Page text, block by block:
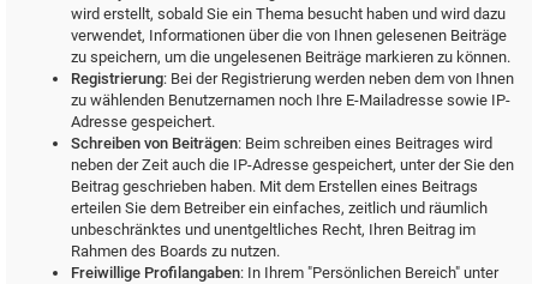
wird erstellt, sobald Sie ein Thema besucht haben und wird dazu
verwendet, Informationen über die von Ihnen gelesenen Beiträge
zu speichern, um die ungelesenen Beiträge markieren zu können.
Registrierung: Bei der Registrierung werden neben dem von Ihnen
zu wählenden Benutzernamen noch Ihre E-Mailadresse sowie IP-
Adresse gespeichert.
Schreiben von Beiträgen: Beim schreiben eines Beitrages wird
neben der Zeit auch die IP-Adresse gespeichert, unter der Sie den
Beitrag geschrieben haben. Mit dem Erstellen eines Beitrags
erteilen Sie dem Betreiber ein einfaches, zeitlich und räumlich
unbeschränktes und unentgeltliches Recht, Ihren Beitrag im
Rahmen des Boards zu nutzen.
Freiwillige Profilangaben: In Ihrem "Persönlichen Bereich" unter